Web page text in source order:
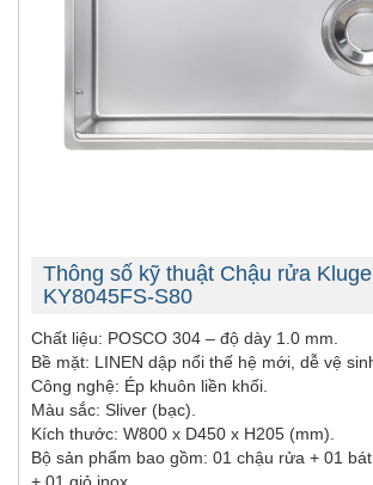
Thông số kỹ thuật Chậu rửa
KY8045FS-S80
Chất liệu: POSCO 304 – độ dày 1.0 mm.
Bề mặt: LINEN dập nổi thế hệ mới, dễ vệ
Công nghệ: Ép khuôn liền khối.
Màu sắc: Sliver (bạc).
Kích thước: W800 x D450 x H205 (mm).
Bộ sản phẩm bao gồm: 01 chậu rửa + 01
+ 01 giỏ inox.